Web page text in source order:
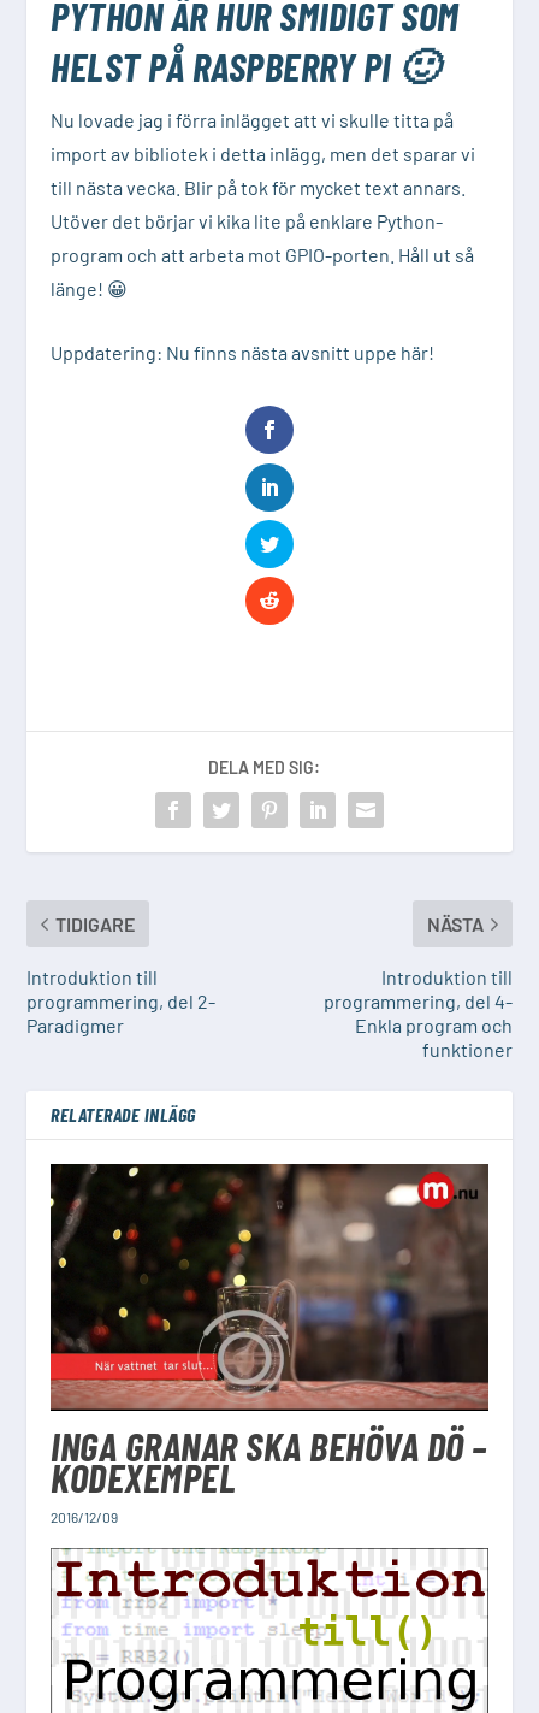
PYTHON ÄR HUR SMIDIGT SOM
HELST PÅ RASPBERRY PI 🙂
Nu lovade jag i förra inlägget att vi skulle titta på
import av bibliotek i detta inlägg, men det sparar vi
till nästa vecka. Blir på tok för mycket text annars.
Utöver det börjar vi kika lite på enklare Python-
program och att arbeta mot GPIO-porten. Håll ut så
länge! 😀
Uppdatering: Nu finns nästa avsnitt uppe här!
DELA MED SIG:
TIDIGARE
Introduktion till
programmering, del 2-
Paradigmer
NÄSTA
Introduktion till
programmering, del 4-
Enkla program och
funktioner
RELATERADE INLÄGG
INGA GRANAR SKA BEHÖVA DÖ –
KODEXEMPEL
2016/12/09